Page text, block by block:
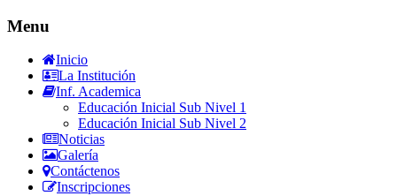
Menu
Inicio
La Institución
Inf. Academica
Educación Inicial Sub Nivel 1
Educación Inicial Sub Nivel 2
Noticias
Galería
Contáctenos
Inscripciones